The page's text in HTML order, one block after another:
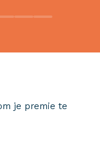
je premie te
ons zeggen